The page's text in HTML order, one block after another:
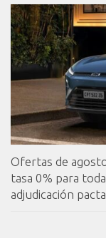
Ofertas de
tasa 0% para
adjudicación